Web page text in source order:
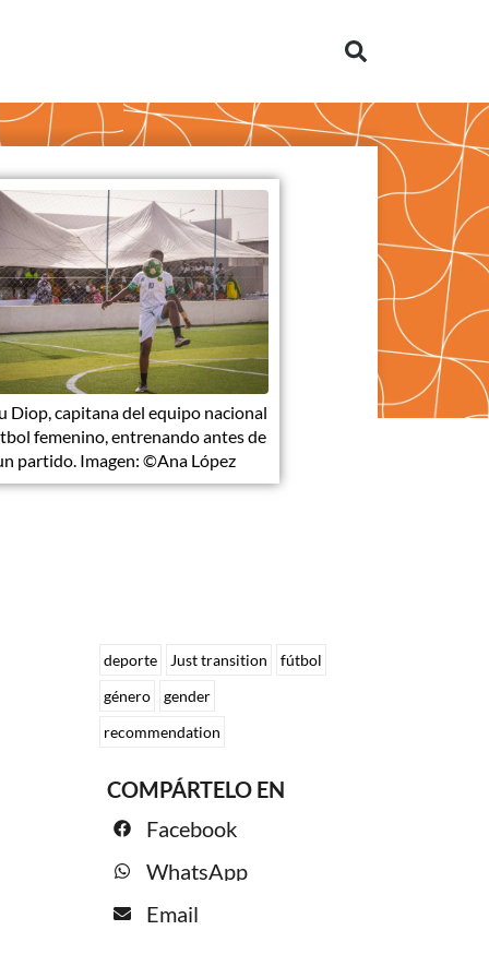
Diop, capitana del equipo nacional
femenino, entrenando antes de
partido. Imagen: ©Ana López
deporte Just transition
fútbol
género
gender
recommendation
COMPÁRTELO EN
Facebook
WhatsApp
Email